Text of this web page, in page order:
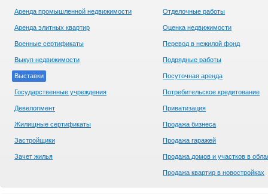
Аренда промышленной недвижимости
Аренда элитных квартир
Военные сертификаты
Выкуп недвижимости
Выставки
Государственные учреждения
Девелопмент
Жилищные сертификаты
Застройщики
Зачет жилья
Отделочные работы
Оценка недвижимости
Перевод в нежилой фонд
Подрядные работы
Посуточная аренда
Потребительское кредитование
Приватизация
Продажа бизнеса
Продажа гаражей
Продажа домов и участков в
Продажа квартир в новостройках